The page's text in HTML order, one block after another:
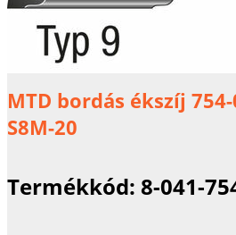
MTD bordás ékszíj
S8M-20
Termékkód: 8-041-